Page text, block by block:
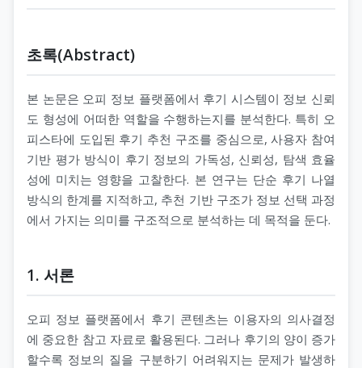
초록(Abstract)
본 논문은 오피 정보 플랫폼에서 후기 시스템이 정보 신뢰
도 형성에 어떠한 역할을 수행하는지를 분석한다. 특히 오
피스타에 도입된 후기 추천 구조를 중심으로, 사용자 참여
기반 평가 방식이 후기 정보의 가독성, 신뢰성, 탐색 효율
성에 미치는 영향을 고찰한다. 본 연구는 단순 후기 나열
방식의 한계를 지적하고, 추천 기반 구조가 정보 선택 과정
에서 가지는 의미를 구조적으로 분석하는 데 목적을 둔다.
1. 서론
오피 정보 플랫폼에서 후기 콘텐츠는 이용자의 의사결정
에 중요한 참고 자료로 활용된다. 그러나 후기의 양이 증가
할수록 정보의 질을 구분하기 어려워지는 문제가 발생하